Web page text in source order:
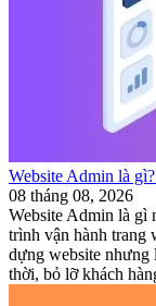
Website Admin là
08 tháng 08, 2026
Website Admin là gì
trình vận hành trang
dựng website nhưng
thời, bỏ lỡ khách